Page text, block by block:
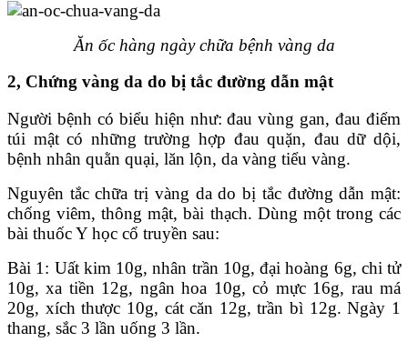
Ăn ốc hàng ngày chữa bệnh vàng da
2, Chứng vàng da do bị tắc đường dẫn mật
Người bệnh có biểu hiện như: đau vùng gan, đau điểm
túi mật có những trường hợp đau quặn, đau dữ dội,
bệnh nhân quằn quại, lăn lộn, da vàng tiểu vàng.
Nguyên tắc chữa trị vàng da do bị tắc đường dẫn mật:
chống viêm, thông mật, bài thạch. Dùng một trong các
bài thuốc Y học cổ truyền sau:
Bài 1: Uất kim 10g, nhân trần 10g, đại hoàng 6g, chi tử
10g, xa tiền 12g, ngân hoa 10g, cỏ mực 16g, rau má
20g, xích thược 10g, cát căn 12g, trần bì 12g. Ngày 1
thang, sắc 3 lần uống 3 lần.